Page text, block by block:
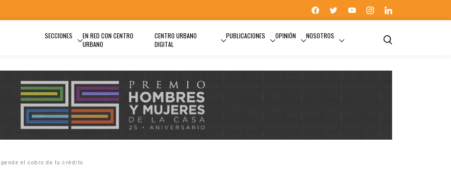
SECCIONES
EN RED CON CENTRO
URBANO
CENTRO URBANO
DIGITAL
PUBLICACIONES OPINIÓN NOSOTROS
el cobro de tu crédito